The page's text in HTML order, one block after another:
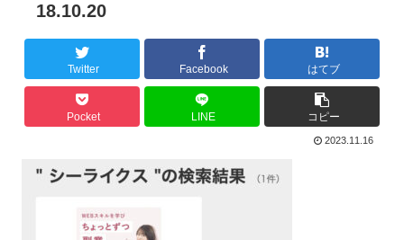
18.10.20
Twitter Facebook はてブ
Pocket LINE コピー
2023.11.16